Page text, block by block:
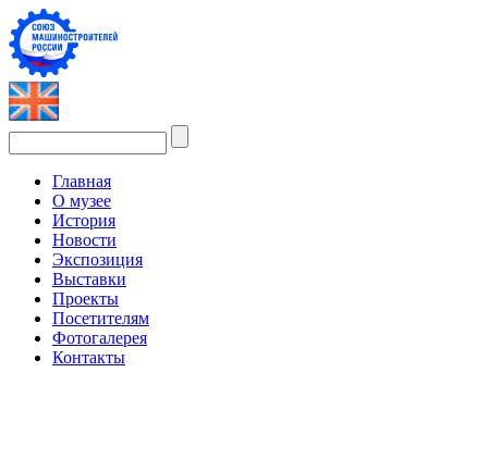
Главная
О музее
История
Новости
Экспозиция
Выставки
Проекты
Посетителям
Фотогалерея
Контакты